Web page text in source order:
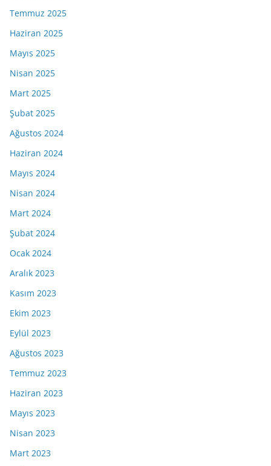
Temmuz 2025
Haziran 2025
Mayıs 2025
Nisan 2025
Mart 2025
Şubat 2025
Ağustos 2024
Haziran 2024
Mayıs 2024
Nisan 2024
Mart 2024
Şubat 2024
Ocak 2024
Aralık 2023
Kasım 2023
Ekim 2023
Eylül 2023
Ağustos 2023
Temmuz 2023
Haziran 2023
Mayıs 2023
Nisan 2023
Mart 2023